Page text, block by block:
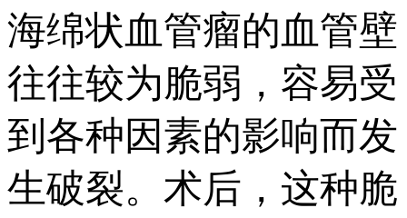
海绵状血管瘤的血管壁
往往较为脆弱，容易受
到各种因素的影响而发
生破裂。术后，这种脆